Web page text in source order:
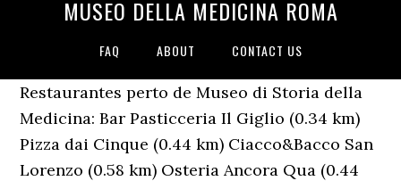
MUSEO DELLA MEDICINA ROMA
FAQ ABOUT CONTACT US
Restaurantes perto de Museo di Storia della
Medicina: Bar Pasticceria Il Giglio (0.34 km)
Pizza dai Cinque (0.44 km) Ciacco&Bacco San
Lorenzo (0.58 km) Osteria Ancora Qua (0.44